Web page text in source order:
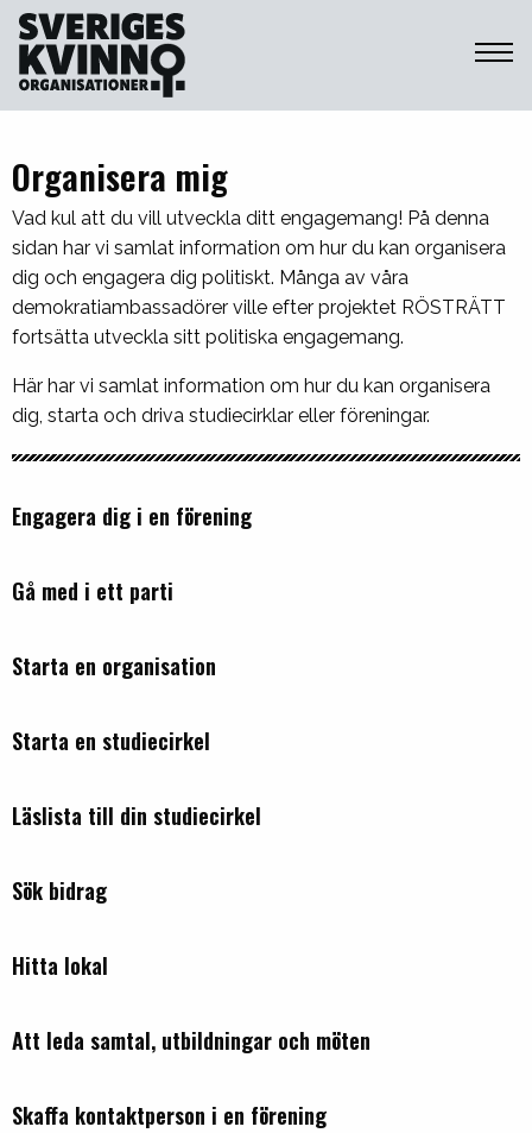
Sveriges Kvinnoorganisationer
Organisera mig
Vad kul att du vill utveckla ditt engagemang! På denna
sidan har vi samlat information om hur du kan organisera
dig och engagera dig politiskt. Många av våra
demokratiambassadörer ville efter projektet RÖSTRÄTT
fortsätta utveckla sitt politiska engagemang.
Här har vi samlat information om hur du kan organisera
dig, starta och driva studiecirklar eller föreningar.
Engagera dig i en förening
Gå med i ett parti
Starta en organisation
Starta en studiecirkel
Läslista till din studiecirkel
Sök bidrag
Hitta lokal
Att leda samtal, utbildningar och möten
Skaffa kontaktperson i en förening